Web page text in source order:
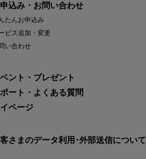
込み・お問い合わせ
たんお申込み
ビス追加・変更
い合わせ
ント・プレゼント
ート・よくある質問
ページ
さまのデータ利用･外部送信について